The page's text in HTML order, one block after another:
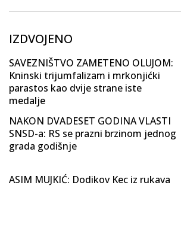
IZDVOJENO
SAVEZNIŠTVO ZAMETENO OLUJOM:
Kninski trijumfalizam i mrkonjićki
parastos kao dvije strane iste
medalje
NAKON DVADESET GODINA VLASTI
SNSD-a: RS se prazni brzinom jednog
grada godišnje
ASIM MUJKIĆ: Dodikov Kec iz rukava